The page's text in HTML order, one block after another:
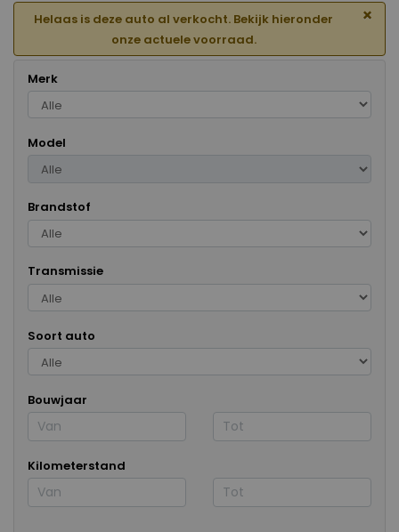
Helaas is deze auto al verkocht. Bekijk hieronder
onze actuele voorraad.
×
Merk
Model
Brandstof
Transmissie
Soort auto
Bouwjaar
Kilometerstand